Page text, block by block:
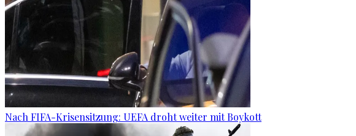
Nach FIFA-Krisensitzung: UEFA droht weiter mit Boykott